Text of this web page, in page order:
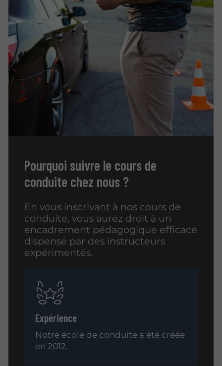
Pourquoi suivre le cours de
conduite chez nous ?
En vous inscrivant à nos cours de
conduite, vous aurez droit à un
encadrement pédagogique efficace
dispensé par des instructeurs
expérimentés.
Expérience
Notre école de conduite a été créée
en 2012.